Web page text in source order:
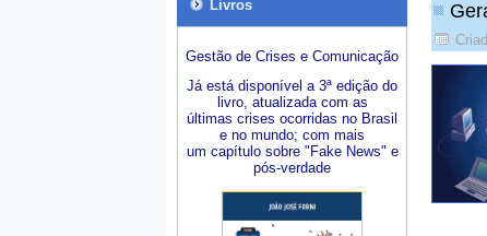
Livros
Gestão de Crises e Comunicação
Já está disponível a 3ª edição do
livro, atualizada com as
últimas crises ocorridas no Brasil
e no mundo; com mais
um capítulo sobre "Fake News" e
pós-verdade